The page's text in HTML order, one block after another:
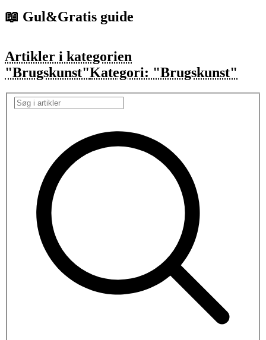
📖 Gul&Gratis guide
Artikler i kategorien
"Brugskunst"Kategori: "Brugskunst"